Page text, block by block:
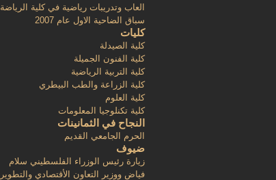
العاب وتدريبات رياضية في كلية الرياضة
سباق الضاحية الاول عام 2007
كليات
كلية الصيدلة
كلية الفنون الجميلة
كلية التربية الرياضية
كلية الزراعة والطب البيطري
كلية العلوم
كلية تكنلوجيا المعلومات
النجاح في الثمانينات
الحرم الجامعي القديم
ضيوف
زيارة رئيس الوزراء الفلسطيني سلام
فياض ووزير التعاون الأقتصادي والتطوير